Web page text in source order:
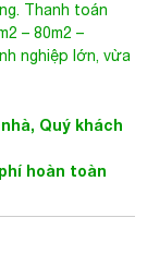
Thanh toán
– 80m2 –
nghiệp lớn, vừa
Quý khách
hoàn toàn